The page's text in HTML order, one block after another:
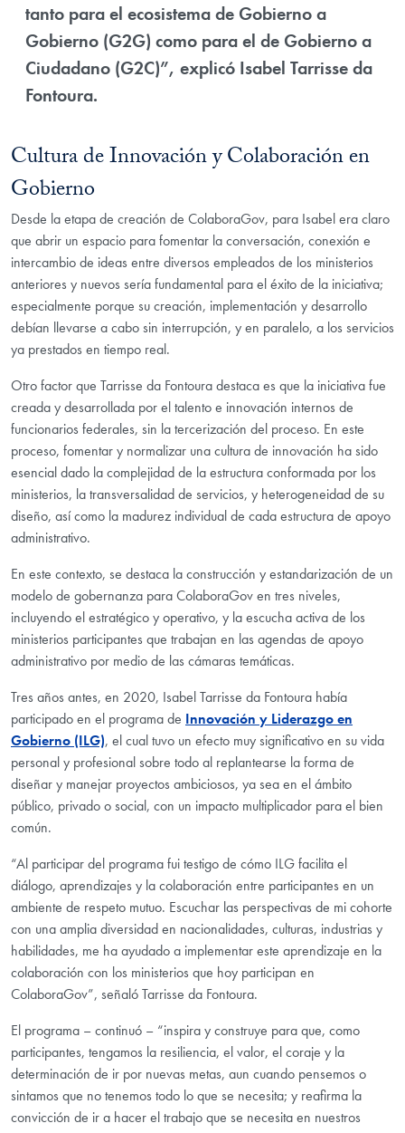
tanto para el ecosistema de Gobierno a
Gobierno (G2G) como para el de Gobierno a
Ciudadano (G2C)”, explicó Isabel Tarrisse da
Fontoura.
Cultura de Innovación y Colaboración en
Gobierno
Desde la etapa de creación de ColaboraGov, para Isabel era claro
que abrir un espacio para fomentar la conversación, conexión e
intercambio de ideas entre diversos empleados de los ministerios
anteriores y nuevos sería fundamental para el éxito de la iniciativa;
especialmente porque su creación, implementación y desarrollo
debían llevarse a cabo sin interrupción, y en paralelo, a los servicios
ya prestados en tiempo real.
Otro factor que Tarrisse da Fontoura destaca es que la iniciativa fue
creada y desarrollada por el talento e innovación internos de
funcionarios federales, sin la tercerización del proceso. En este
proceso, fomentar y normalizar una cultura de innovación ha sido
esencial dado la complejidad de la estructura conformada por los
ministerios, la transversalidad de servicios, y heterogeneidad de su
diseño, así como la madurez individual de cada estructura de apoyo
administrativo.
En este contexto, se destaca la construcción y estandarización de un
modelo de gobernanza para ColaboraGov en tres niveles,
incluyendo el estratégico y operativo, y la escucha activa de los
ministerios participantes que trabajan en las agendas de apoyo
administrativo por medio de las cámaras temáticas.
Tres años antes, en 2020, Isabel Tarrisse da Fontoura había
participado en el programa de Innovación y Liderazgo en
Gobierno (ILG), el cual tuvo un efecto muy significativo en su vida
personal y profesional sobre todo al replantearse la forma de
diseñar y manejar proyectos ambiciosos, ya sea en el ámbito
público, privado o social, con un impacto multiplicador para el bien
común.
“Al participar del programa fui testigo de cómo ILG facilita el
diálogo, aprendizajes y la colaboración entre participantes en un
ambiente de respeto mutuo. Escuchar las perspectivas de mi cohorte
con una amplia diversidad en nacionalidades, culturas, industrias y
habilidades, me ha ayudado a implementar este aprendizaje en la
colaboración con los ministerios que hoy participan en
ColaboraGov”, señaló Tarrisse da Fontoura.
El programa – continuó – “inspira y construye para que, como
participantes, tengamos la resiliencia, el valor, el coraje y la
determinación de ir por nuevas metas, aun cuando pensemos o
sintamos que no tenemos todo lo que se necesita; y reafirma la
convicción de ir a hacer el trabajo que se necesita en nuestros